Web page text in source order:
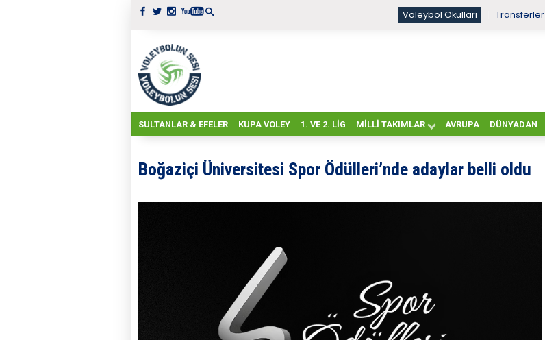
Voleybol Okulları Transferler
SULTANLAR & EFELER KUPA VOLEY 1. VE 2. LIG MILLI TAKIMLAR AVRUPA DÜNYADAN
Boğaziçi Üniversitesi Spor Ödülleri’nde adaylar belli oldu